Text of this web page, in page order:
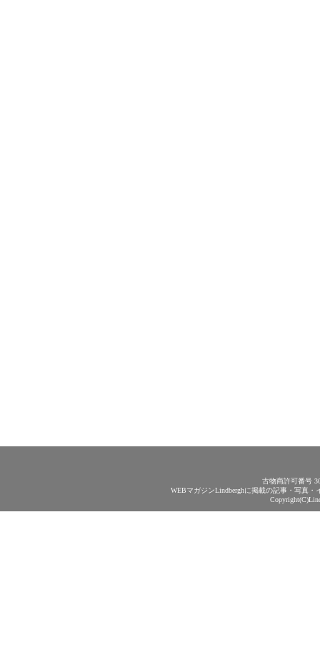
古物商許可番号
WEBマガジンLindberghに掲載の記事・写真